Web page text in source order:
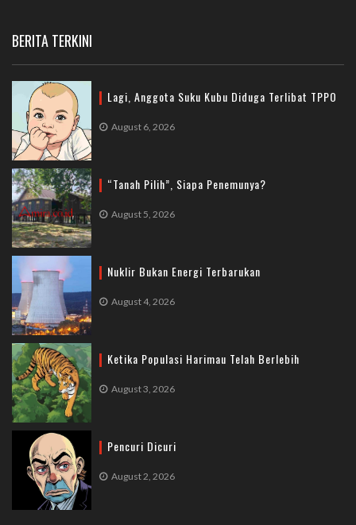
BERITA TERKINI
Lagi, Anggota Suku Kubu Diduga Terlibat TPPO
August 6, 2026
“Tanah Pilih”, Siapa Penemunya?
August 5, 2026
Nuklir Bukan Energi Terbarukan
August 4, 2026
Ketika Populasi Harimau Telah Berlebih
August 3, 2026
Pencuri Dicuri
August 2, 2026